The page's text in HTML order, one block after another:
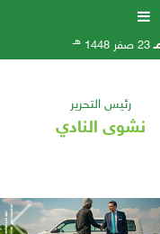
23 صفر 1448 هـ
رئيس التحرير
نشوى النادي